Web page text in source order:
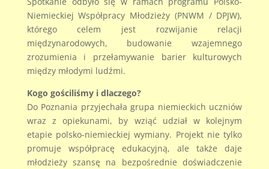
Niemieckiej Współpracy Młodzieży (PNWM / DPJW),
którego celem jest rozwijanie relacji
międzynarodowych, budowanie wzajemnego
zrozumienia i przełamywanie barier kulturowych
między młodymi ludźmi.
Kogo gościliśmy i dlaczego?
Do Poznania przyjechała grupa niemieckich uczniów
wraz z opiekunami, by wziąć udział w kolejnym
etapie polsko-niemieckiej wymiany. Projekt nie tylko
promuje współpracę edukacyjną, ale także daje
młodzieży szansę na bezpośrednie doświadczenie